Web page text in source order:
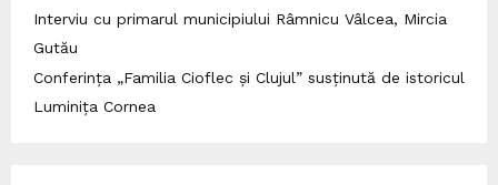
Interviu cu primarul municipiului Râmnicu Vâlcea, Mircia
Gutău
Conferința „Familia Cioflec și Clujul” susținută de istoricul
Luminița Cornea